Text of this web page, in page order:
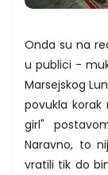
Onda su na
u publici -
Marsejskog
povukla
girl"
Naravno, to
vratili tik do